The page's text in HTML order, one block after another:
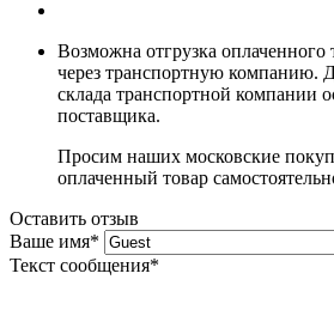
Возможна отгрузка оплаченного
через транспортную компанию.
склада транспортной компании
поставщика.
Просим наших московские
оплаченный товар
Оставить отзыв
Ваше имя*
Текст сообщения*